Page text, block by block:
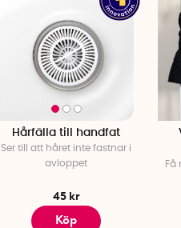
Hårfälla till handfat
Ser till att håret inte fastnar i
avloppet
45 kr
Köp
Få